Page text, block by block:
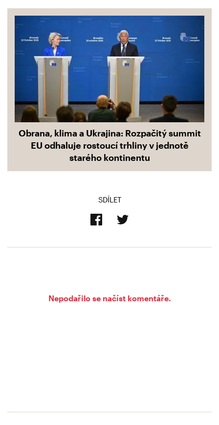
Obrana, klima a Ukrajina: Rozpačitý summit
EU odhaluje rostoucí trhliny v jednotě
starého kontinentu
SDÍLET
Nepodařilo se načíst komentáře.